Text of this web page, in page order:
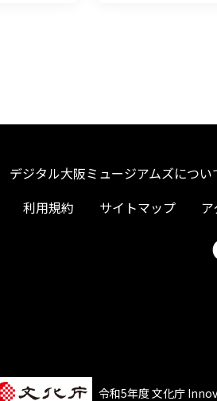
デジタル大阪ミュージアムズについ
利用規約 サイトマップ
令和5年度 文化庁